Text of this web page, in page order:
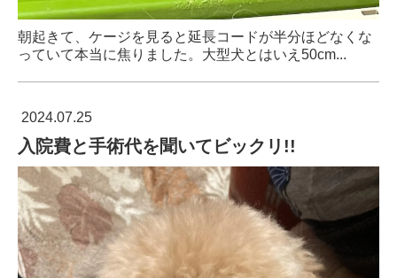
朝起きて、ケージを見ると延長コードが半分ほどなくな
っていて本当に焦りました。大型犬とはいえ50cm...
2024.07.25
入院費と手術代を聞いてビックリ!!